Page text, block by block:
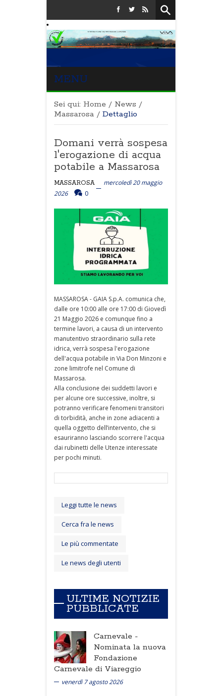
MENU
Sei qui: Home / News /
Massarosa / Dettaglio
Domani verrà sospesa
l'erogazione di acqua
potabile a Massarosa
MASSAROSA
mercoledì 20 maggio
2026
0
MASSAROSA - GAIA S.p.A. comunica che,
dalle ore 10:00 alle ore 17:00 di Giovedì
21 Maggio 2026 e comunque fino a
termine lavori, a causa di un intervento
manutentivo straordinario sulla rete
idrica, verrà sospesa l'erogazione
dell'acqua potabile in Via Don Minzoni e
zone limitrofe nel Comune di
Massarosa.
Alla conclusione dei suddetti lavori e
per alcune ore successive, inoltre, si
potranno verificare fenomeni transitori
di torbidità, anche in zone adiacenti a
quella oggetto dell’intervento, che si
esauriranno lasciando scorrere l'acqua
dai rubinetti delle Utenze interessate
per pochi minuti.
Leggi tutte le news
Cerca fra le news
Le più commentate
Le news degli utenti
ULTIME NOTIZIE
PUBBLICATE
Carnevale -
Nominata la nuova
Fondazione
Carnevale di Viareggio
venerdì 7 agosto 2026